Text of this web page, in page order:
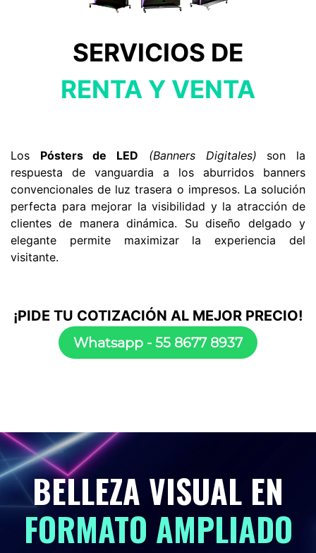
SERVICIOS DE
RENTA Y VENTA
Los Pósters de LED (Banners Digitales) son la
respuesta de vanguardia a los aburridos banners
convencionales de luz trasera o impresos. La solución
perfecta para mejorar la visibilidad y la atracción de
clientes de manera dinámica. Su diseño delgado y
elegante permite maximizar la experiencia del
visitante.
¡PIDE TU COTIZACIÓN AL MEJOR PRECIO!
Whatsapp - 55 8​​​​677 8937
BELLEZA VISUAL EN
FORMATO AMPLIADO